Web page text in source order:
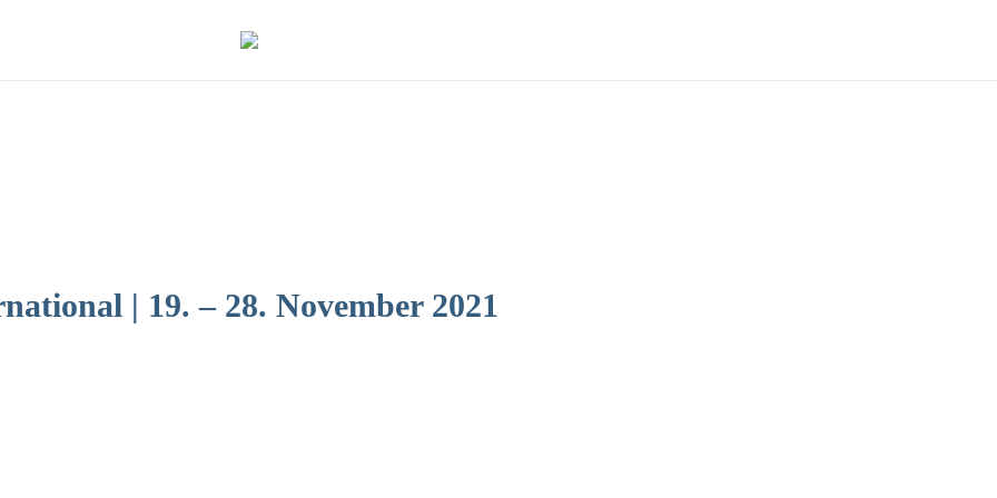
| 19. – 28. November 2021